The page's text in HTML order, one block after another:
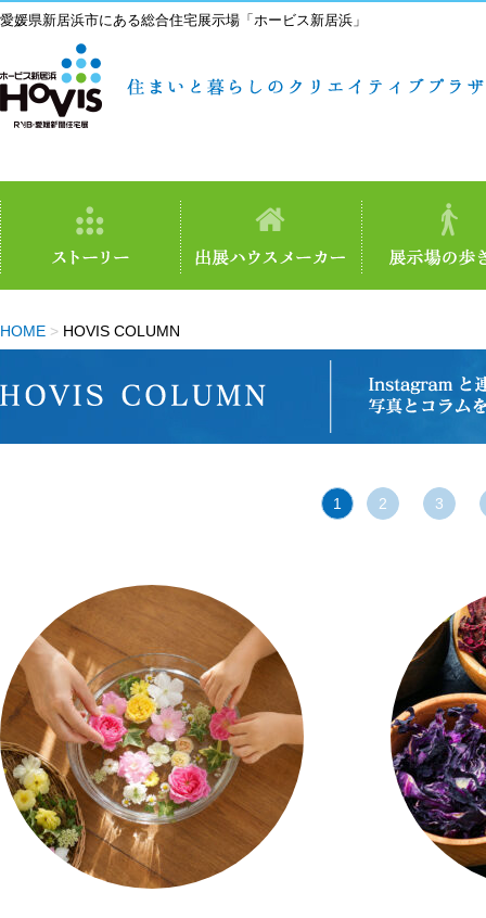
愛媛県新居浜市にある総合住宅展示場「ホービス新居浜」
HOME > HOVIS COLUMN
1 2 3